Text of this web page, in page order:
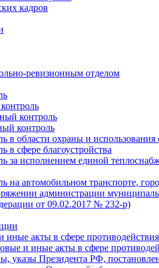
кадров
ревизионным отделом
контроль
контроль
в области охраны и
сфере благоустройства
исполнением единой
автомобильном транспорте,
администрации
от 09.02.2017 № 232-р)
акты в сфере
и иные акты в сфере
указы Президента РФ,